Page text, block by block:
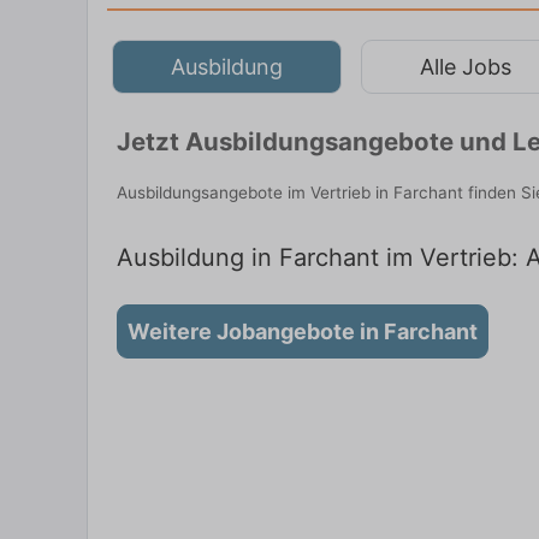
Ausbildung Alle Jobs
Jetzt Ausbildungsangebote und
Ausbildungsangebote im Vertrieb in Farchant finden
Ausbildung in Farchant im Vertrieb:
Weitere Jobangebote in Farchant